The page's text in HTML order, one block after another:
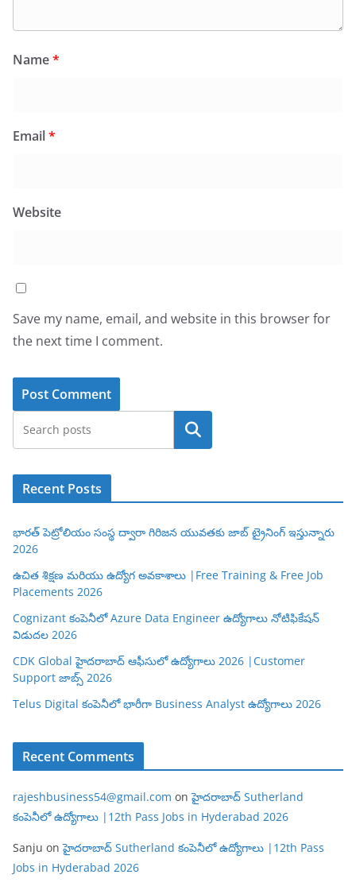
Name*
Email*
Website
Save my name, email, and website in this browser for
the next time I comment.
Search
Recent Posts
భారత్ పెట్రోలియం సంస్థ ద్వారా గిరిజన యువతకు జాబ్ ట్రైనింగ్ ఇస్తున్నారు
2026
ఉచిత శిక్షణ మరియు ఉద్యోగ అవకాశాలు |Free Training & Free Job
Placements 2026
Cognizant కంపెనీలో Azure Data Engineer ఉద్యోగాలు నోటిఫికేషన్
విడుదల 2026
CDK Global హైదరాబాద్ ఆఫీసులో ఉద్యోగాలు 2026 |Customer
Support జాబ్స్ 2026
Telus Digital కంపెనీలో భారీగా Business Analyst ఉద్యోగాలు 2026
Recent Comments
rajeshbusiness54@gmail.com onహైదరాబాద్ Sutherland
కంపెనీలో ఉద్యోగాలు |12th Pass Jobs in Hyderabad 2026
Sanju onహైదరాబాద్ Sutherland కంపెనీలో ఉద్యోగాలు |12th Pass
Jobs in Hyderabad 2026